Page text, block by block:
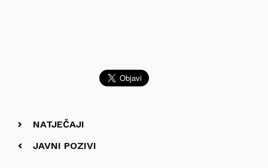
NATJEČAJI
JAVNI POZIVI